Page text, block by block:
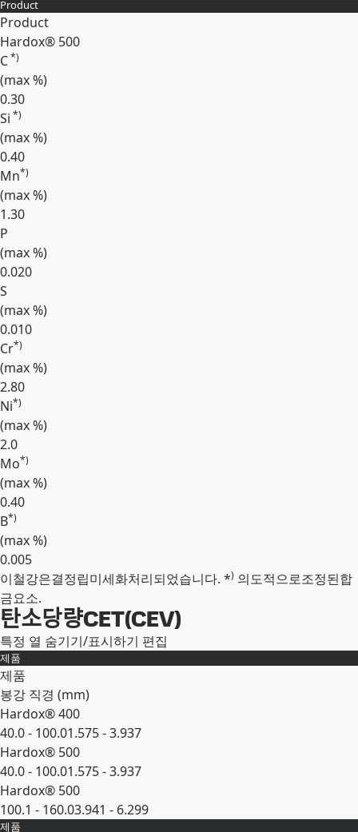
확장
Product
Product
Hardox® 500
C*)
(max%)
0.30
Si *)
(max%)
0.40
Mn*)
(max%)
1.30
P
(max%)
0.020
S
(max%)
0.010
Cr*)
(max%)
2.80
Ni*)
(max%)
2.0
Mo*)
(max%)
0.40
B*)
(max%)
0.005
확장
이철강은결정립미세화처리되었습니다. *) 의도적으로조정된합
금요소.
탄소당량CET(CEV)
특정 열 숨기기/표시하기 편집
제품
제품
봉강 직경 (mm)
Hardox® 400
40.0 - 100.01.575 - 3.937
Hardox® 500
40.0 - 100.01.575 - 3.937
Hardox® 500
100.1 - 160.03.941 - 6.299
제품